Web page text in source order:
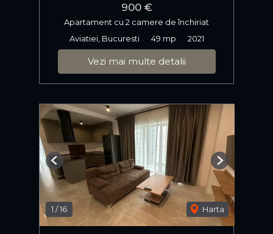
900 €
Apartament cu 2 camere de închiriat
Aviatiei, Bucuresti
49 mp 2021
Vezi mai multe detalii
1 /16 Harta
Previous Next